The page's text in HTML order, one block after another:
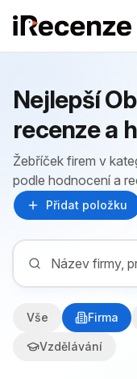
Nejlepší
recenze a
Žebříček firem v
podle hodnocení a
Přidat položku
Vše Firma
Vzdělávání